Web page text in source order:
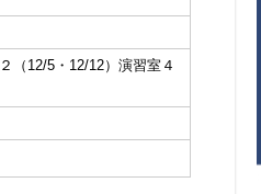
（12/5・12/12）演習室４